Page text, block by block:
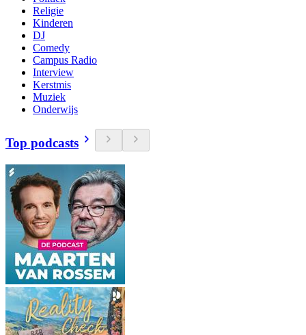
Religie
Kinderen
DJ
Comedy
Campus Radio
Interview
Kerstmis
Muziek
Onderwijs
Top podcasts